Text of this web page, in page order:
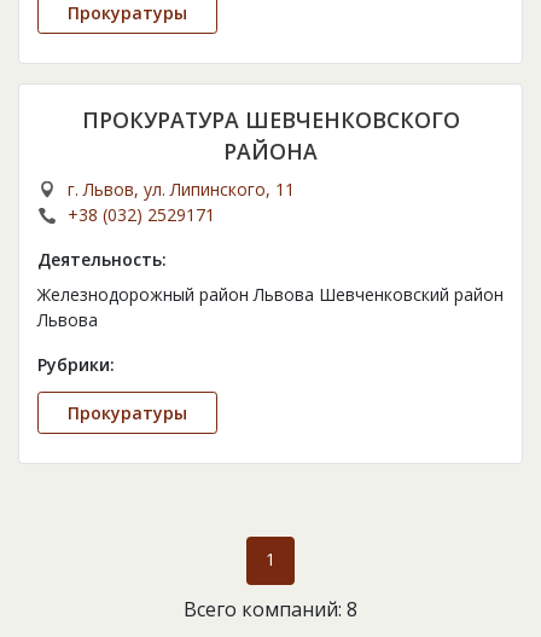
Прокуратуры
ПРОКУРАТУРА ШЕВЧЕНКОВСКОГО
РАЙОНА
г. Львов, ул. Липинского, 11
+38 (032) 2529171
Деятельность:
Железнодорожный район Львова Шевченковский район
Львова
Рубрики:
Прокуратуры
1
Всего компаний: 8